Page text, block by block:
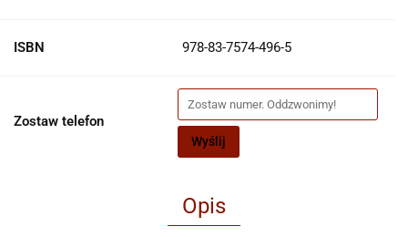
ISBN 978-83-7574-496-5
Zostaw telefon
Wyślij
Opis